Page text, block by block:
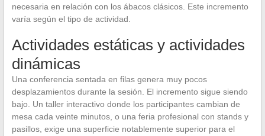
necesaria en relación con los ábacos clásicos. Este incremento
varía según el tipo de actividad.
Actividades estáticas y actividades
dinámicas
Una conferencia sentada en filas genera muy pocos
desplazamientos durante la sesión. El incremento sigue siendo
bajo. Un taller interactivo donde los participantes cambian de
mesa cada veinte minutos, o una feria profesional con stands y
pasillos, exige una superficie notablemente superior para el